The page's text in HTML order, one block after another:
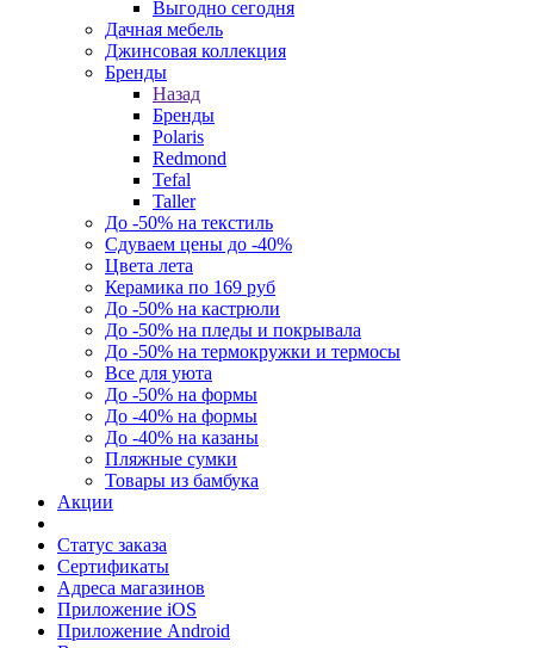
Выгодно сегодня
Дачная мебель
Джинсовая коллекция
Бренды
Назад
Бренды
Polaris
Redmond
Tefal
Taller
До -50% на текстиль
Сдуваем цены до -40%
Цвета лета
Керамика по 169 руб
До -50% на кастрюли
До -50% на пледы и покрывала
До -50% на термокружки и термосы
Все для уюта
До -50% на формы
До -40% на формы
До -40% на казаны
Пляжные сумки
Товары из бамбука
Акции
Статус заказа
Сертификаты
Адреса магазинов
Приложение iOS
Приложение Android